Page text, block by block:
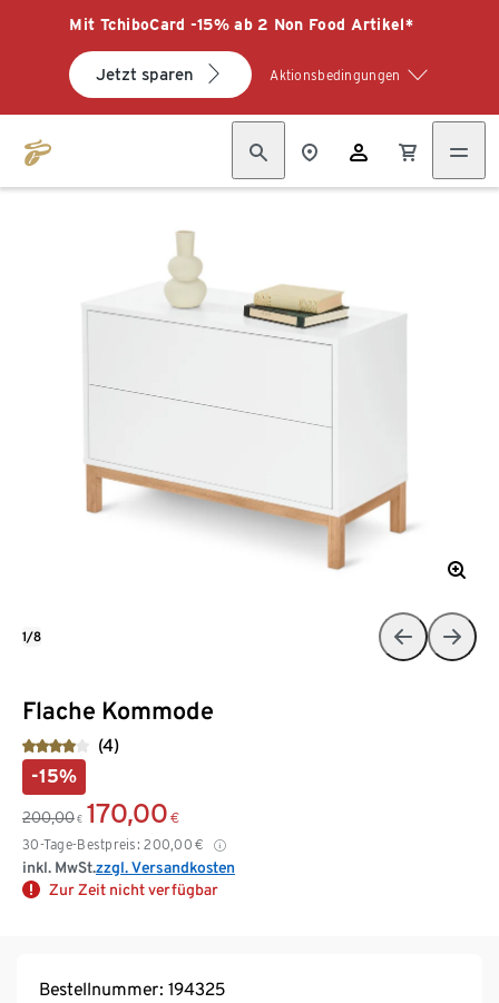
Mit TchiboCard -15% ab 2 Non Food Artikel*
Jetzt sparen Aktionsbedingungen
Flache Kommode
(4)
-15%
200,00 € 170,00 €
30-Tage-Bestpreis: 200,00 €
inkl. MwSt.zzgl. Versandkosten
Zur Zeit nicht verfügbar
1/8
Bestellnummer: 194325